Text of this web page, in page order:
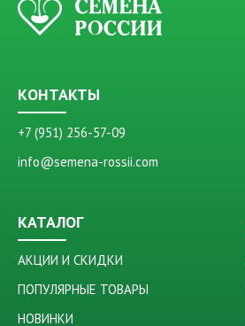
КАТАЛОГ
АКЦИИ И СКИДКИ
ПОПУЛЯРНЫЕ ТОВАРЫ
НОВИНКИ
КОНТАКТЫ
+7 (951) 256-57-09
info@semena-rossii.com